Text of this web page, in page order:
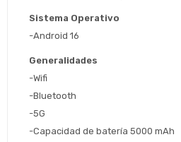
Sistema Operativo
-Android 16
Generalidades
-Wifi
-Bluetooth
-5G
-Capacidad de batería 5000 mAh